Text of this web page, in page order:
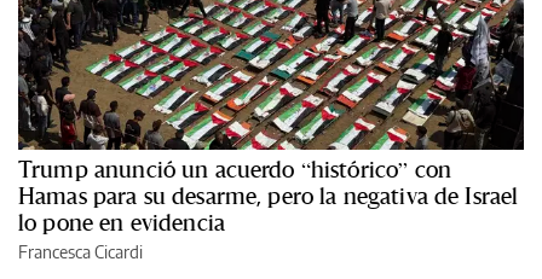
Trump anunció un acuerdo “histórico” con
Hamas para su desarme, pero la negativa de Israel
lo pone en evidencia
Francesca Cicardi